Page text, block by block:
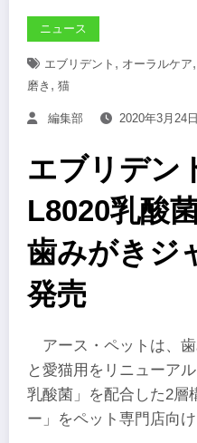
ニュース
エブリデント , オーラルケア,
磨き , 猫
編集部 2020年3月24日
エブリデン
L8020乳酸
歯みがきジ
発売
アース・ペットは、
と愛猫用をリニューア
乳酸菌」を配合した2層
ー」をペット専門店向